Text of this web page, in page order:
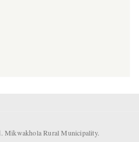
Mikwakhola Rural Municipality.